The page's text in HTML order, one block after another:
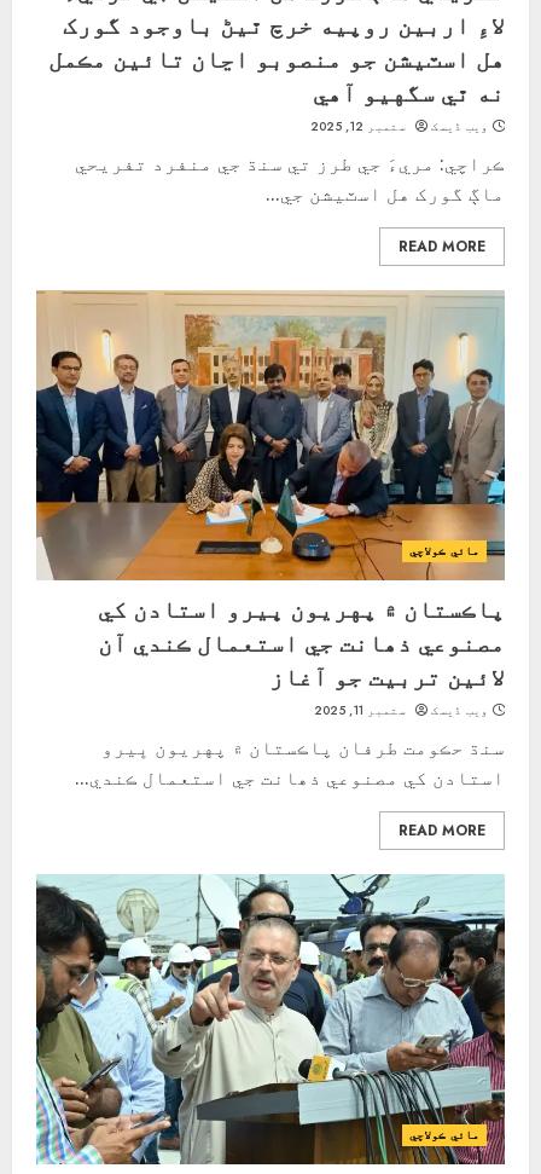
لاءِ اربين روپيه خرچ ٿيڻ باوجود گورک
هل اسٽيشن جو منصوبو اڃان تائين مڪمل
نه ٿي سگهيو آهي
ویب ڈیسک ستمبر 12, 2025
ڪراچي: مريءَ جي طرز تي سنڌ جي منفرد تفريحي
ماڳ گورک هل اسٽيشن جي...
READ MORE
مائي ڪولاچي
پاڪستان ۾ پهريون ڀيرو استادن کي
مصنوعي ذھانت جي استعمال ڪندي آن
لائين تربيت جو آغاز
ویب ڈیسک ستمبر 11, 2025
سنڌ حڪومت طرفان پاڪستان ۾ پهريون ڀيرو
استادن کي مصنوعي ذھانت جي استعمال ڪندي...
READ MORE
مائي ڪولاچي